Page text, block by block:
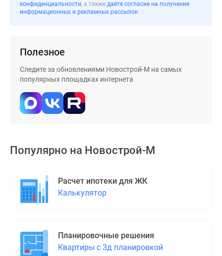
Рассрочка
Траншевая
коттеджи
Коттеджные
Новой
коттеджные
коттеджные
поселки
конфиденциальности, а также даёте согласие на получение
информационных и рекламных рассылок
Полезное
Следите за обновлениями Новострой-М на самых
популярных площадках интернета
Популярно на Новострой-М
Расчет ипотеки для ЖК
Калькулятор
Планировочные решения
Квартиры с 3д планировкой